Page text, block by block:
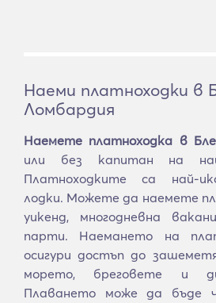
Наеми платноходки в
Ломбардия
Наемете платноходка в
или без капитан на
Платноходките са най-
лодки. Можете да наемете
уикенд, многодневна
парти. Наемането на
осигури достъп до
морето, бреговете и
Плаването може да бъде